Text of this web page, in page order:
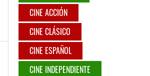
CINE ACCIÓN
CINE CLÁSICO
CINE ESPAÑOL
CINE INDEPENDIENTE